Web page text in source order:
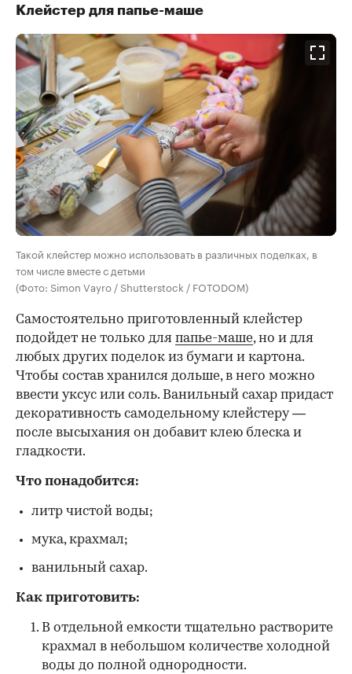
Клейстер для папье-маше
Такой клейстер можно использовать в различных поделках, в
том числе вместе с детьми
(Фото: Simon Vayro / Shutterstock / FOTODOM)
Самостоятельно приготовленный клейстер
подойдет не только для папье-маше, но и для
любых других поделок из бумаги и картона.
Чтобы состав хранился дольше, в него можно
ввести уксус или соль. Ванильный сахар придаст
декоративность самодельному клейстеру —
после высыхания он добавит клею блеска и
гладкости.
Что понадобится:
литр чистой воды;
мука, крахмал;
ванильный сахар.
Как приготовить:
В отдельной емкости тщательно растворите
крахмал в небольшом количестве холодной
воды до полной однородности.